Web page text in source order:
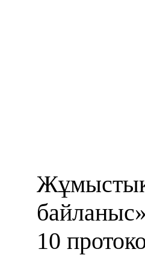
байланыс»
10